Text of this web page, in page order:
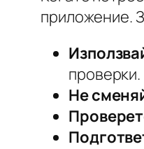
приложение.
проверки.
Не